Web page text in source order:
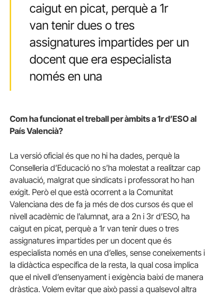
caigut en picat, perquè a 1r
van tenir dues o tres
assignatures impartides per un
docent que era especialista
només en una
Com ha funcionat el treball per àmbits a 1r d’ESO al
País Valencià?
La versió oficial és que no hi ha dades, perquè la
Conselleria d’Educació no s’ha molestat a realitzar cap
avaluació, malgrat que sindicats i professorat ho han
exigit. Però el que està ocorrent a la Comunitat
Valenciana des de fa ja més de dos cursos és que el
nivell acadèmic de l’alumnat, ara a 2n i 3r d’ESO, ha
caigut en picat, perquè a 1r van tenir dues o tres
assignatures impartides per un docent que és
especialista només en una d’elles, sense coneixements i
la didàctica específica de la resta, la qual cosa implica
que el nivell d’ensenyament i exigència baixi de manera
dràstica. Volem evitar que això passi a qualsevol altra